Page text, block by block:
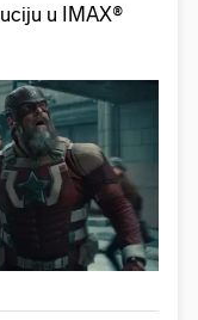
u IMAX®